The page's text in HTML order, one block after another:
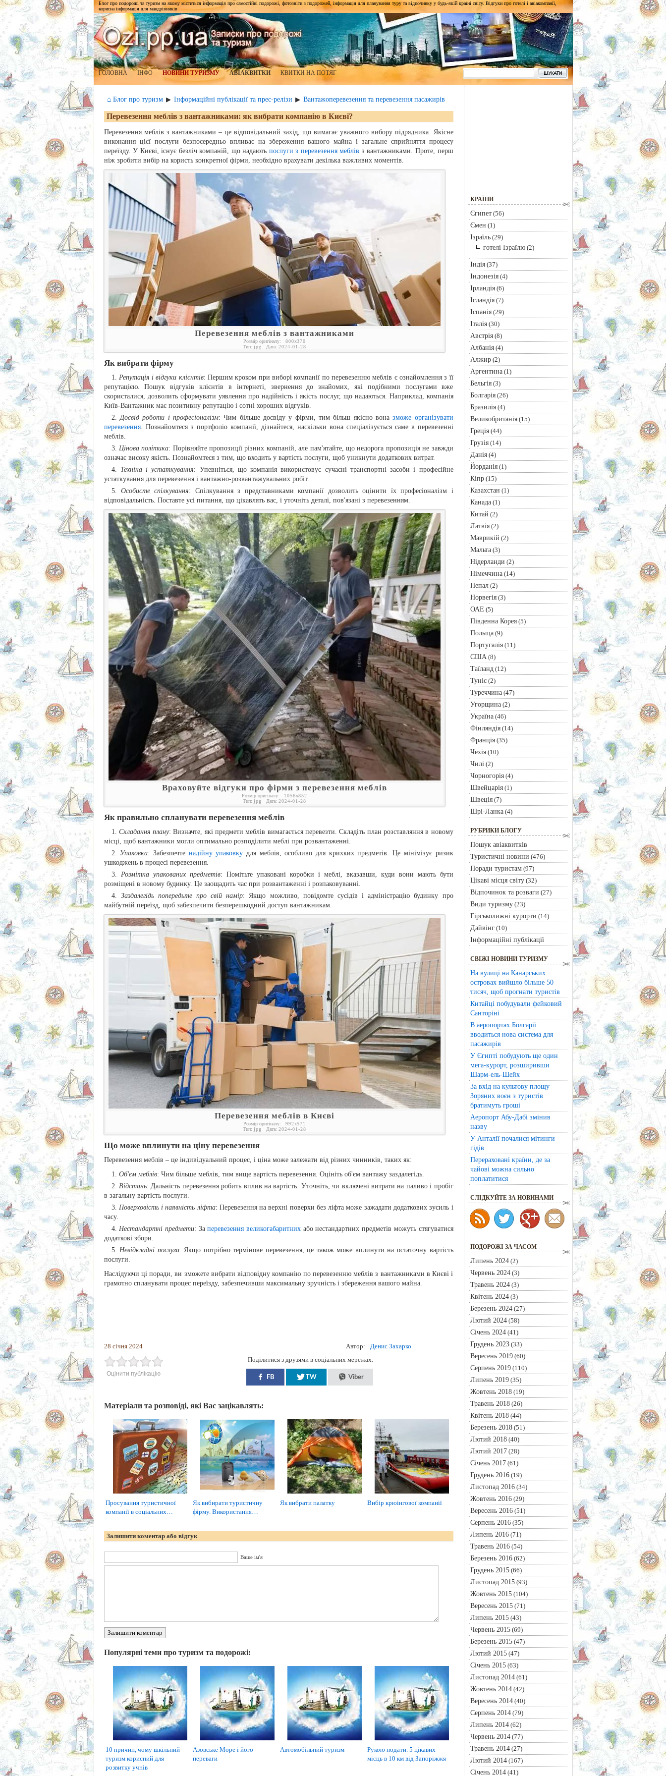
Блог про подорожі та туризм на якому міститься інформація про самостійні подорожі, фотозвіти з подорожей, інформація для планування туру та відпочинку у будь-якій країні світу. Відгуки про готелі і авіакомпанії,
корисна інформація для мандрівників
ГОЛОВНА ІНФО НОВИНИ ТУРИЗМУ АВІАКВИТКИ КВИТКИ НА ПОТЯГ
⌂ Блог про туризм ▶ Інформаційні публікації та прес-релізи ▶ Вантажоперевезення та перевезення пасажирів
Перевезення меблів з вантажниками: як вибрати компанію в Києві?
Перевезення меблів з вантажниками – це відповідальний захід, що вимагає уважного вибору підрядника. Якісне
виконання цієї послуги безпосередньо впливає на збереження вашого майна і загальне сприйняття процесу
переїзду. У Києві, існує безліч компаній, що надають послуги з перевезення меблів з вантажниками. Проте, перш
ніж зробити вибір на користь конкретної фірми, необхідно врахувати декілька важливих моментів.
Перевезення меблів з вантажниками
Розмір оригіналу: 800x370
Тип: jpg Дата: 2024-01-28
Як вибрати фірму
Репутація і відгуки клієнтів: Першим кроком при виборі компанії по перевезенню меблів є ознайомлення з її
репутацією. Пошук відгуків клієнтів в інтернеті, звернення до знайомих, які подібними послугами вже
скористалися, дозволить сформувати уявлення про надійність і якість послуг, що надаються. Наприклад, компанія
Київ-Вантажник має позитивну репутацію і сотні хороших відгуків.
Досвід роботи і професіоналізм: Чим більше досвіду у фірми, тим більш якісно воназможе організувати
перевезення. Познайомтеся з портфоліо компанії, дізнайтеся, наскільки вона спеціалізується саме в перевезенні
меблів.
Цінова політика: Порівняйте пропозиції різних компаній, але пам'ятайте, що недорога пропозиція не завжди
означає високу якість. Познайомтеся з тим, що входить у вартість послуги, щоб уникнути додаткових витрат.
Техніка і устаткування: Упевніться, що компанія використовує сучасні транспортні засоби і професійне
устаткування для перевезення і вантажно-розвантажувальних робіт.
Особисте спілкування: Спілкування з представниками компанії дозволить оцінити їх професіоналізм і
відповідальність. Поставте усі питання, що цікавлять вас, і уточніть деталі, пов'язані з перевезенням.
Враховуйте відгуки про фірми з перевезення меблів
Розмір оригіналу: 1056x852
Тип: jpg Дата: 2024-01-28
Як правильно спланувати перевезення меблів
Складання плану: Визначте, які предмети меблів вимагається перевезти. Складіть план розставляння в новому
місці, щоб вантажники могли оптимально розподілити меблі при розвантаженні.
Упаковка: Забезпечте надійну упаковку для меблів, особливо для крихких предметів. Це мінімізує ризик
ушкоджень в процесі перевезення.
Розмітка упакованих предметів: Помітьте упаковані коробки і меблі, вказавши, куди вони мають бути
розміщені в новому будинку. Це заощадить час при розвантаженні і розпаковуванні.
Заздалегідь попередьте про свій намір: Якщо можливо, повідомте сусідів і адміністрацію будинку про
майбутній переїзд, щоб забезпечити безперешкодний доступ вантажникам.
Перевезення меблів в Києві
Розмір оригіналу: 992x571
Тип: jpg Дата: 2024-01-28
Що може вплинути на ціну перевезення
Перевезення меблів – це індивідуальний процес, і ціна може залежати від різних чинників, таких як:
Об'єм меблів: Чим більше меблів, тим вище вартість перевезення. Оцініть об'єм вантажу заздалегідь.
Відстань: Дальність перевезення робить вплив на вартість. Уточніть, чи включені витрати на паливо і пробіг
в загальну вартість послуги.
Поверховість і наявність ліфта: Перевезення на верхні поверхи без ліфта може зажадати додаткових зусиль і
часу.
Нестандартні предмети: Заперевезення великогабаритних або нестандартних предметів можуть стягуватися
додаткові збори.
Невідкладні послуги: Якщо потрібно термінове перевезення, це також може вплинути на остаточну вартість
послуги.
Наслідуючи ці поради, ви зможете вибрати відповідну компанію по перевезенню меблів з вантажниками в Києві і
грамотно спланувати процес переїзду, забезпечивши максимальну зручність і збереження вашого майна.
28 січня 2024 Автор: Денис Захарко
Оцінити публікацію
Поділитися з друзями в соціальних мережах:
FB TW Viber
Матеріали та розповіді, які Вас зацікавлять:
Просування туристичної
компанії в соціальних…
Як вибирати туристичну
фірму. Використання…
Як вибрати палатку Вибір крюінгової компанії
Залишити коментар або відгук
Ваше ім'я
Залишити коментар
Популярні теми про туризм та подорожі:
10 причин, чому шкільний
туризм корисний для
розвитку учнів
Азовське Море і його
переваги
Автомобільний туризм
Рукою подати. 5 цікавих
місць в 10 км від Запоріжжя
КРАЇНИ
Єгипет(56)
Ємен (1)
Ізраїль(29)
готелі Ізраїлю(2)
Індія(37)
Індонезія(4)
Ірландія(6)
Ісландія(7)
Іспанія(29)
Італія(30)
Австрія(8)
Албанія(4)
Алжир(2)
Аргентина(1)
Бельгія(3)
Болгарія(26)
Бразилія(4)
Великобританія(15)
Греція(44)
Грузія(14)
Данія(4)
Йорданія(1)
Кіпр(15)
Казахстан (1)
Канада(1)
Китай (2)
Латвія(2)
Маврикій (2)
Мальта(3)
Нідерланди (2)
Німеччина(14)
Непал(2)
Норвегія(3)
ОАЕ (5)
Південна Корея(5)
Польща(9)
Португалія(11)
США(8)
Таїланд(12)
Туніс(2)
Туреччина(47)
Угорщина(2)
Україна(46)
Фінляндія(14)
Франція(35)
Чехія(10)
Чилі(2)
Чорногорія(4)
Швейцарія(1)
Швеція(7)
Шрі-Ланка(4)
РУБРИКИ БЛОГУ
Пошук авіаквитків
Туристичні новини (476)
Поради туристам(97)
Цікаві місця світу(32)
Відпочинок та розваги (27)
Види туризму(23)
Гірськолижні курорти (14)
Дайвінг(10)
Інформаційні публікації
СВІЖІ НОВИНИ ТУРИЗМУ
На вулиці на Канарських
островах вийшло більше 50
тисяч, щоб прогнати туристів
Китайці побудували фейковий
Санторіні
В аеропортах Болгарії
вводиться нова система для
пасажирів
У Єгипті побудують ще один
мега-курорт, розширивши
Шарм-ель-Шейх
За вхід на культову площу
Зоряних воєн з туристів
братимуть гроші
Аеропорт Абу-Дабі змінив
назву
У Анталії почалися мітинги
гідів
Перераховані країни, де за
чайові можна сильно
поплатитися
CЛІДКУЙТЕ ЗА НОВИНАМИ
ПОДОРОЖІ ЗА ЧАСОМ
Липень 2024(2)
Червень 2024(3)
Травень 2024(3)
Квітень 2024(3)
Березень 2024(27)
Лютий 2024(58)
Січень 2024(41)
Грудень 2023(33)
Вересень 2019(60)
Серпень 2019(110)
Липень 2019(35)
Жовтень 2018(19)
Травень 2018(26)
Квітень 2018(44)
Березень 2018(51)
Лютий 2018(40)
Лютий 2017(28)
Січень 2017(61)
Грудень 2016(19)
Листопад 2016(34)
Жовтень 2016(29)
Вересень 2016(51)
Серпень 2016(35)
Липень 2016(71)
Травень 2016(54)
Березень 2016(62)
Грудень 2015(66)
Листопад 2015(93)
Жовтень 2015(104)
Вересень 2015(71)
Липень 2015(43)
Червень 2015(69)
Березень 2015(47)
Лютий 2015(47)
Січень 2015(63)
Листопад 2014(61)
Жовтень 2014(42)
Вересень 2014(40)
Серпень 2014(79)
Липень 2014(62)
Червень 2014(77)
Травень 2014(27)
Лютий 2014(167)
Січень 2014(41)